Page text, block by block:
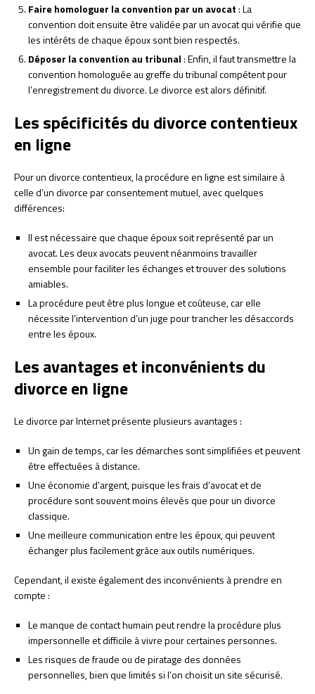
Faire homologuer la convention par un avocat: La
convention doit ensuite être validée par un avocat qui vérifie que
les intérêts de chaque époux sont bien respectés.
Déposer la convention au tribunal: Enfin, il faut transmettre la
convention homologuée au greffe du tribunal compétent pour
l’enregistrement du divorce. Le divorce est alors définitif.
Les spécificités du divorce contentieux
en ligne
Pour un divorce contentieux, la procédure en ligne est similaire à
celle d’un divorce par consentement mutuel, avec quelques
différences:
Il est nécessaire que chaque époux soit représenté par un
avocat. Les deux avocats peuvent néanmoins travailler
ensemble pour faciliter les échanges et trouver des solutions
amiables.
La procédure peut être plus longue et coûteuse, car elle
nécessite l’intervention d’un juge pour trancher les désaccords
entre les époux.
Les avantages et inconvénients du
divorce en ligne
Le divorce par Internet présente plusieurs avantages :
Un gain de temps, car les démarches sont simplifiées et peuvent
être effectuées à distance.
Une économie d’argent, puisque les frais d’avocat et de
procédure sont souvent moins élevés que pour un divorce
classique.
Une meilleure communication entre les époux, qui peuvent
échanger plus facilement grâce aux outils numériques.
Cependant, il existe également des inconvénients à prendre en
compte :
Le manque de contact humain peut rendre la procédure plus
impersonnelle et difficile à vivre pour certaines personnes.
Les risques de fraude ou de piratage des données
personnelles, bien que limités si l’on choisit un site sécurisé.